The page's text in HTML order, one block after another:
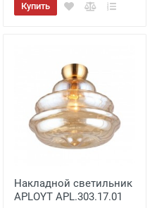
Купить
Накладной светильник
APLOYT APL.303.17.01